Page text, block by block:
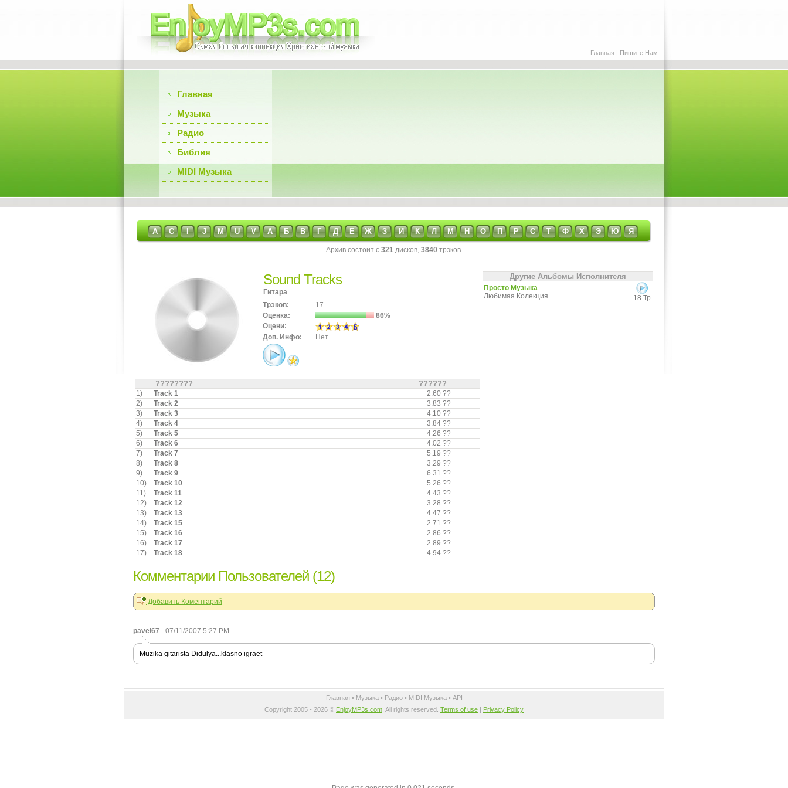
Главная | Пишите Нам
Главная
Музыка
Радио
Библия
MIDI Музыка
A C I J M U V А Б В Г Д Е Ж З И К Л М Н О П Р С Т Ф Х Э Ю Я
Архив состоит с 321дисков, 3840 трэков.
Sound Tracks
Гитара
Другие Альбомы Исполнителя
Просто Музыка
Любимая Колекция
18 Тр
Трэков:
17
Оценка:
86%
Оцени:
Доп. Инфо:
Нет
???????? ??????
1) Track 1
2.60 ??
2)
Track 2
3.83 ??
3)
Track 3
4.10 ??
4)
Track 4
3.84 ??
5)
Track 5
4.26 ??
6)
Track 6
4.02 ??
7)
Track 7
5.19 ??
8)
Track 8
3.29 ??
9)
Track 9
6.31 ??
10)
Track 10
5.26 ??
11)
Track 11
4.43 ??
12)
Track 12
3.28 ??
13)
Track 13
4.47 ??
14)
Track 15
2.71 ??
15)
Track 16
2.86 ??
16)
Track 17
2.89 ??
17)
Track 18 4.94 ??
Комментарии Пользователей (12)
Добавить Коментарий
pavel67 - 07/11/2007 5:27 PM
Muzika gitarista Didulya...klasno igraet
Главная • Музыка• Радио• MIDI Музыка• API
Copyright 2005 - 2026 © EnjoyMP3s.com . All rights reserved. Terms of use | Privacy Policy